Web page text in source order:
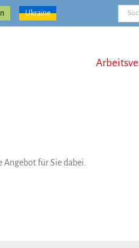
Ukraine
Suche
nach:
Angebot für Sie dabei.